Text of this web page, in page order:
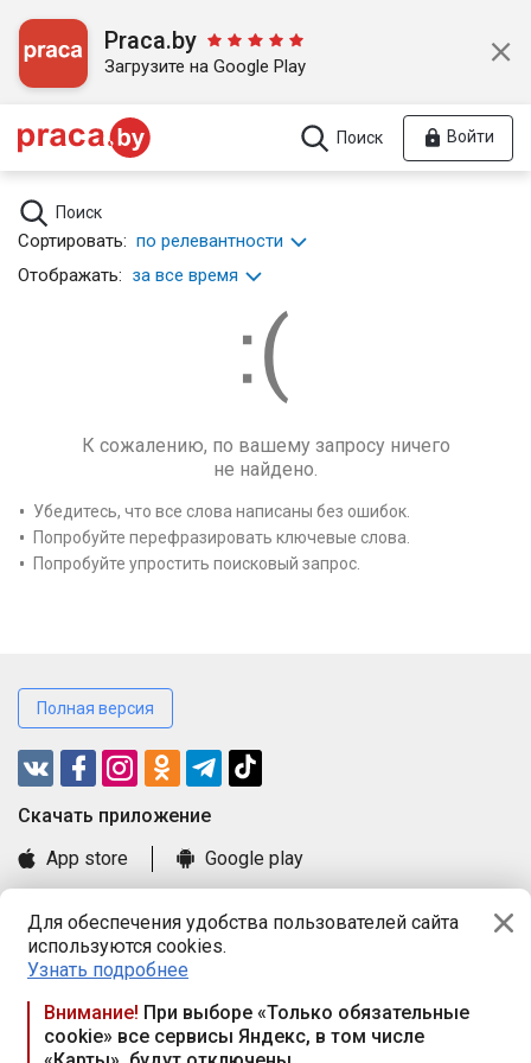
Для обеспечения удобства пользователей сайта
используются cookies.
Узнать подробнее
Внимание! При выборе «Только обязательные
cookie» все сервисы Яндекс, в том числе
Praca.by
Загрузите на Google Play
Поиск Войти
Поиск
Сортировать: по релевантности
Отображать: за все время
К сожалению, по вашему запросу ничего
не найдено.
Убедитесь, что все слова написаны без ошибок.
Попробуйте перефразировать ключевые слова.
Попробуйте упростить поисковый запрос.
Полная версия
Cкачать приложение
App store
Google play
Книга замечаний и предложений
Правила и документы
Praca.by © 2000—2026, ООО «ПРАЦА БАЙ»
Республика Беларусь, 220114, г. Минск, пр-т Независимости
117а, пом. № 9.